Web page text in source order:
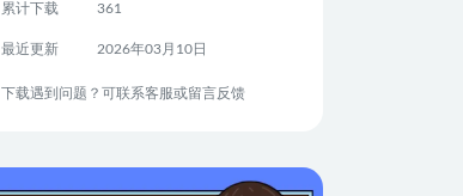
累计下载 361
最近更新 2026年03月10日
下载遇到问题？可联系客服或留言反馈